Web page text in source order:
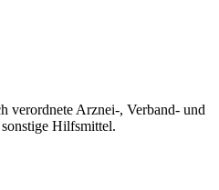
verordnete Arznei-, Verband- und
Hilfsmittel.